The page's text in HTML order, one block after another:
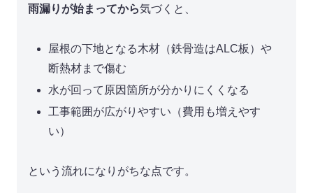
雨漏りが始まってから気づくと、
屋根の下地となる木材（鉄骨造はALC板）や
断熱材まで傷む
水が回って原因箇所が分かりにくくなる
工事範囲が広がりやすい（費用も増えやす
い）
という流れになりがちな点です。